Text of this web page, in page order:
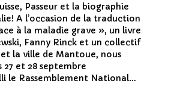
Passeur et la biographie
A l’occasion de la traduction
à la maladie grave », un livre
Fanny Rinck et un collectif
la ville de Mantoue, nous
et 28 septembre
le Rassemblement National…